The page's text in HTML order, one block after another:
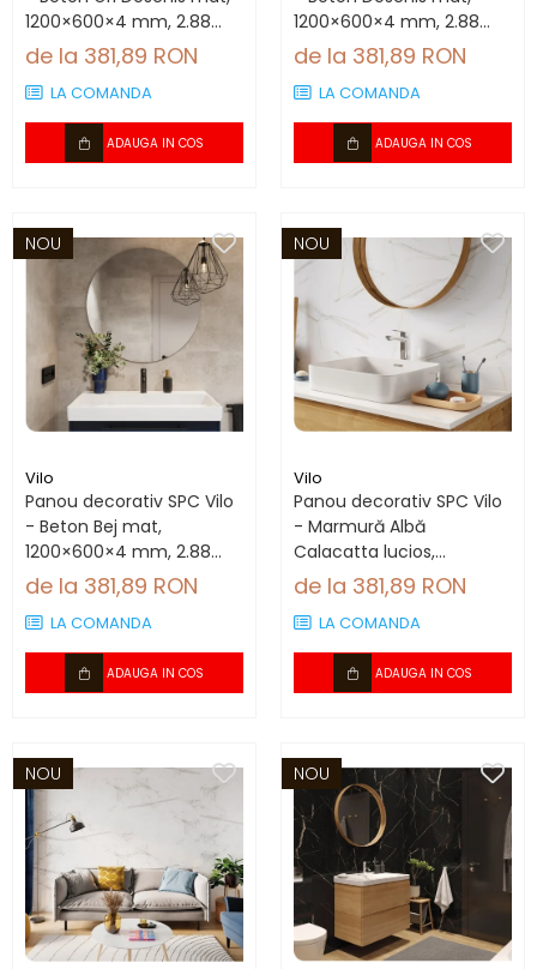
1200×600×4 mm, 2.88
mp/cutie (4 panouri)
de la 381,89 RON
LA COMANDA
ADAUGA IN COS
1200×600×4 mm, 2.88
mp/cutie (4 panouri)
de la 381,89 RON
LA COMANDA
ADAUGA IN COS
NOU
Vilo
Panou decorativ SPC Vilo
- Beton Bej mat,
1200×600×4 mm, 2.88
mp/cutie (4 panouri)
de la 381,89 RON
LA COMANDA
ADAUGA IN COS
NOU
Vilo
Panou decorativ SPC Vilo
- Marmură Albă
Calacatta lucios,
1200×600×4 mm, 2.88
mp/cutie (4 panouri)
de la 381,89 RON
LA COMANDA
ADAUGA IN COS
NOU NOU